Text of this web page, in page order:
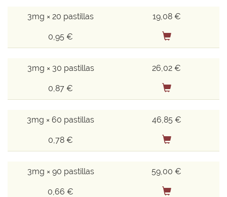
3mg × 20 pastillas 19,08 €
0,95 €
3mg × 30 pastillas 26,02 €
0,87 €
3mg × 60 pastillas 46,85 €
0,78 €
3mg × 90 pastillas 59,00 €
0,66 €